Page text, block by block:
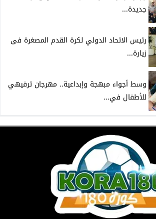
جديدة...
رئيس الاتحاد الدولي لكرة القدم المصغرة فى
زيارة...
وسط أجواء مبهجة وإبداعية.. مهرجان ترفيهي
للأطفال في...